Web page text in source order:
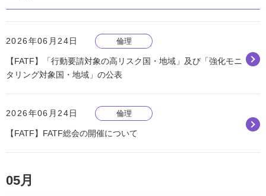
2026年06月24日 倫理
【FATF】「行動要請対象の高リスク国・地域」及び「強化モニ
タリング対象国・地域」の公表
2026年06月24日 倫理
【FATF】FATF総会の開催について
05月